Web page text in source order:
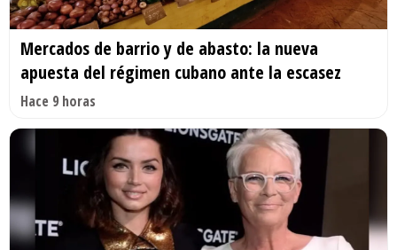
Mercados de barrio y de abasto: la nueva
apuesta del régimen cubano ante la escasez
Hace 9 horas